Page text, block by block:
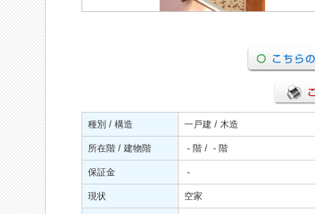
種別 / 構造 一戸建 / 木造
所在階 / 建物階 - 階 / - 階
保証金 -
現状 空家